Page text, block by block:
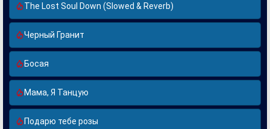
The Lost Soul Down (Slowed & Reverb)
Черный Гранит
Босая
Мама, Я Танцую
Подарю тебе розы